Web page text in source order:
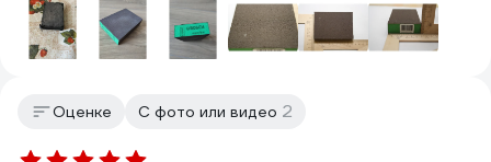
Оценке С фото или видео 2